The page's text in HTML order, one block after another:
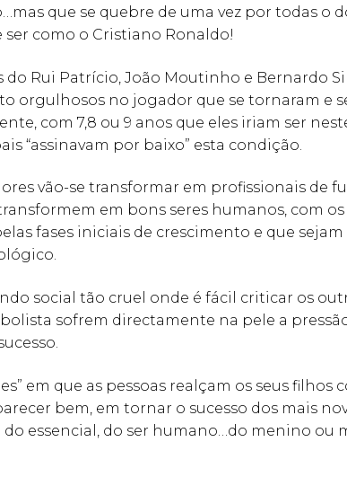
que se quebre de uma vez por todas o
ser como o Cristiano Ronaldo!
do Rui Patrício, João Moutinho e Bernardo
orgulhosos no jogador que se tornaram e
com 7,8 ou 9 anos que eles iriam ser
“assinavam por baixo” esta condição.
vão-se transformar em profissionais de
em bons seres humanos, com os
fases iniciais de crescimento e que sejam
social tão cruel onde é fácil criticar os
sofrem directamente na pele a
em que as pessoas realçam os seus filhos
bem, em tornar o sucesso dos mais
do essencial, do ser humano…do menino ou